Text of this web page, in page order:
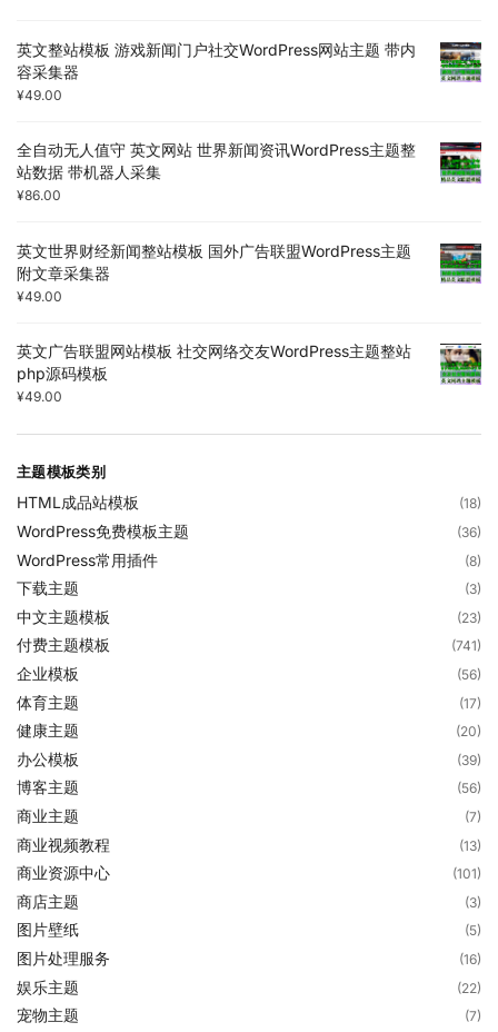
英文整站模板 游戏新闻门户社交WordPress网站主题 带内
容采集器
¥49.00
全自动无人值守 英文网站 世界新闻资讯WordPress主题整
站数据 带机器人采集
¥86.00
英文世界财经新闻整站模板 国外广告联盟WordPress主题
附文章采集器
¥49.00
英文广告联盟网站模板 社交网络交友WordPress主题整站
php源码模板
¥49.00
主题模板类别
HTML成品站模板 (18)
WordPress免费模板主题 (36)
WordPress常用插件 (8)
下载主题 (3)
中文主题模板 (23)
付费主题模板 (741)
企业模板 (56)
体育主题 (17)
健康主题 (20)
办公模板 (39)
博客主题 (56)
商业主题 (7)
商业视频教程 (13)
商业资源中心 (101)
商店主题 (3)
图片壁纸 (5)
图片处理服务 (16)
娱乐主题 (22)
宠物主题 (7)